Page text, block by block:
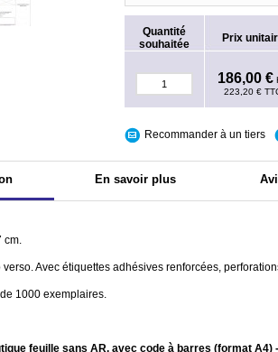
Quantité
souhaitée
Prix
186,00 €
223,20 €
Recommander à un tiers
En savoir plus
cm.
verso. Avec étiquettes adhésives renforcées,
1000 exemplaires.
feuille sans AR, avec code à barres (format A4)